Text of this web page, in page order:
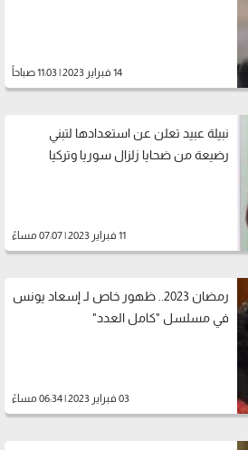
14 فبراير 2023 | 11:03 صباحاً
نبيلة عبيد تعلن عن استعدادها لتبني
رضيعة من ضحايا زلزال سوريا وتركيا
11 فبراير 2023 | 07:07 مساءً
رمضان 2023.. ظهور خاص لـ إسعاد يونس
في مسلسل "كامل العدد"
03 فبراير 2023 | 06:34 مساءً